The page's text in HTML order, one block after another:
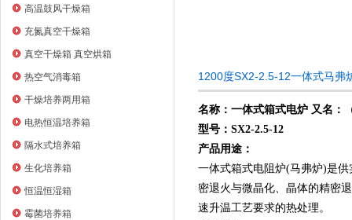
高温鼓风干燥箱
充氮真空干燥箱
真空干燥箱 真空烘箱
热空气消毒箱
干燥培养两用箱
电热恒温培养箱
隔水式培养箱
生化培养箱
恒温恒湿箱
霉菌培养箱
1200度SX2-2.5-12一体式马弗
名称：一体式箱式电炉 又名：
型号：SX2-2.5-12
产品用途：
一体式箱式电阻炉(马弗炉)是
密退火与微晶化、晶体的精密
速升温工艺要求的热处理。